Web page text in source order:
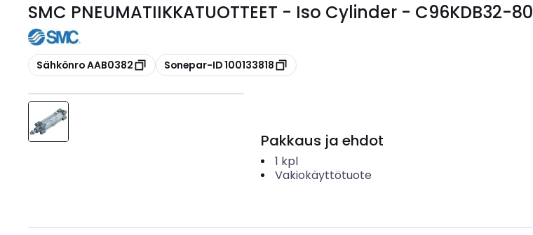
SMC PNEUMATIIKKATUOTTEET - Iso Cylinder - C96KDB32-80
Kopioi
Sähkönro AAB0382 Kopioi
Sonepar-ID 100133818
Pakkaus ja ehdot
1 kpl
Vakiokäyttötuote